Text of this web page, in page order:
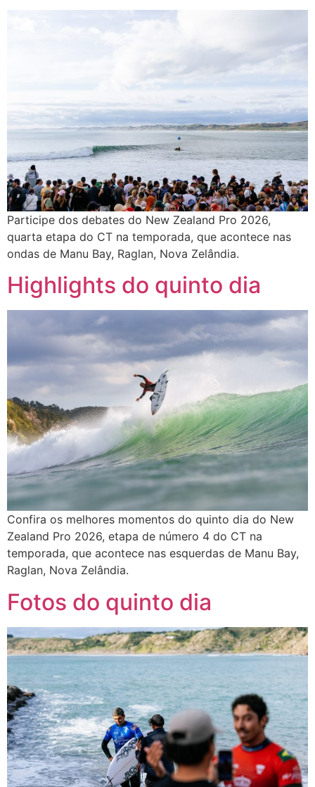
Participe dos debates do New Zealand Pro 2026,
quarta etapa do CT na temporada, que acontece nas
ondas de Manu Bay, Raglan, Nova Zelândia.
Highlights do quinto dia
Confira os melhores momentos do quinto dia do New
Zealand Pro 2026, etapa de número 4 do CT na
temporada, que acontece nas esquerdas de Manu Bay,
Raglan, Nova Zelândia.
Fotos do quinto dia